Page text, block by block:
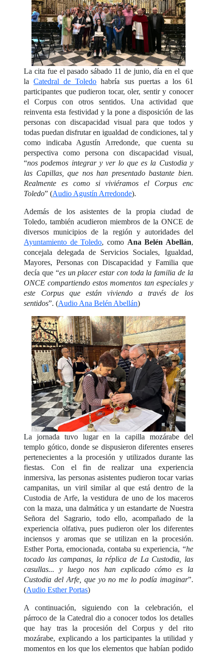
La cita fue el pasado sábado 11 de junio, día en el que
laCatedral de Toledo habría sus puertas a los 61
participantes que pudieron tocar, oler, sentir y conocer
el Corpus con otros sentidos. Una actividad que
reinventa esta festividad y la pone a disposición de las
personas con discapacidad visual para que todos y
todas puedan disfrutar en igualdad de condiciones, tal y
como indicaba Agustín Arredonde, que cuenta su
perspectiva como persona con discapacidad visual,
“nos podemos integrar y ver lo que es la Custodia y
las Capillas, que nos han presentado bastante bien.
Realmente es como si viviéramos el Corpus enc
Toledo” (Audio Agustín Arredonde).
Además de los asistentes de la propia ciudad de
Toledo, también acudieron miembros de la ONCE de
diversos municipios de la región y autoridades del
Ayuntamiento de Toledo, como Ana Belén Abellán,
concejala delegada de Servicios Sociales, Igualdad,
Mayores, Personas con Discapacidad y Familia que
decía que “es un placer estar con toda la familia de la
ONCE compartiendo estos momentos tan especiales y
este Corpus que están viviendo a través de los
sentidos”. (Audio Ana Belén Abellán)
La jornada tuvo lugar en la capilla mozárabe del
templo gótico, donde se dispusieron diferentes enseres
pertenecientes a la procesión y utilizados durante las
fiestas. Con el fin de realizar una experiencia
inmersiva, las personas asistentes pudieron tocar varias
campanitas, un viril similar al que está dentro de la
Custodia de Arfe, la vestidura de uno de los maceros
con la maza, una dalmática y un estandarte de Nuestra
Señora del Sagrario, todo ello, acompañado de la
experiencia olfativa, pues pudieron oler los diferentes
inciensos y aromas que se utilizan en la procesión.
Esther Porta, emocionada, contaba su experiencia, “he
tocado las campanas, la réplica de La Custodia, las
casullas... y luego nos han explicado cómo es la
Custodia del Arfe, que yo no me lo podía imaginar”.
(Audio Esther Portas)
A continuación, siguiendo con la celebración, el
párroco de la Catedral dio a conocer todos los detalles
que hay tras la procesión del Corpus y del rito
mozárabe, explicando a los participantes la utilidad y
momentos en los que los elementos que habían podido